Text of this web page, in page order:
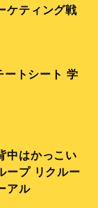
ケティング戦
トシート 学
中はかっこい
ープ リクルー
アル